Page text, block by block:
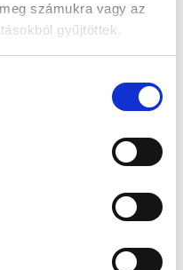
számukra vagy az
gyűjtöttek.